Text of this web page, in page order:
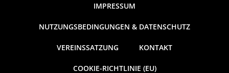
IMPRESSUM
NUTZUNGSBEDINGUNGEN & DATENSCHUTZ
VEREINSSATZUNG KONTAKT
COOKIE-RICHTLINIE (EU)